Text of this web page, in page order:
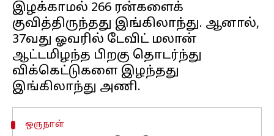
இழக்காமல் 266 ரன்களைக்
குவித்திருந்தது இங்கிலாந்து. ஆனால்,
37வது ஓவரில் டேவிட் மலான்
ஆட்டமிழந்த பிறகு தொடர்ந்து
விக்கெட்டுகளை இழந்தது
ஒருநாள்